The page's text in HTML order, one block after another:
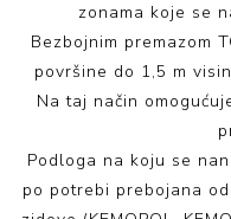
zonama koje se
Bezbojnim premazom
površine do 1,5 m
Na taj način
Podloga na koju se
po potrebi prebojana